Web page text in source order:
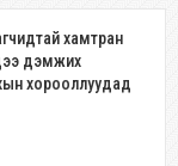
хамтран
дэмжих
хорооллуудад